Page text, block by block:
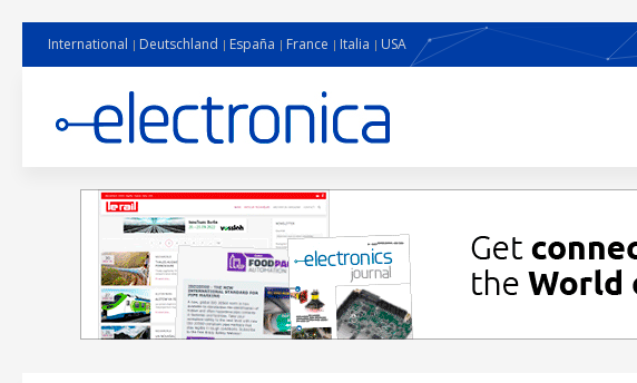
International Deutschland España France Italia USA